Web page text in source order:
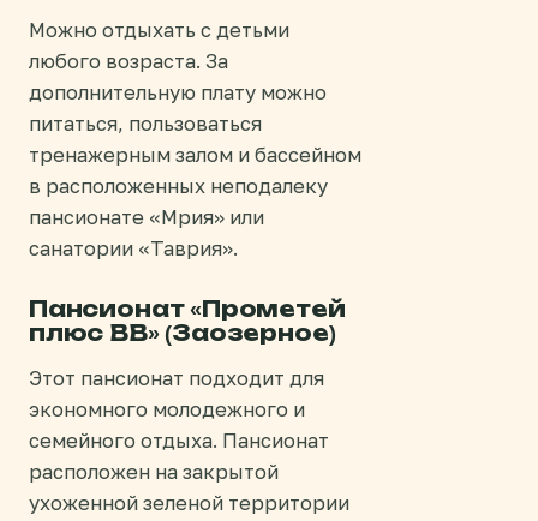
Можно отдыхать с детьми
любого возраста. За
дополнительную плату можно
питаться, пользоваться
тренажерным залом и бассейном
в расположенных неподалеку
пансионате «Мрия» или
санатории «Таврия».
Пансионат «Прометей
плюс ВВ» (Заозерное)
Этот пансионат подходит для
экономного молодежного и
семейного отдыха. Пансионат
расположен на закрытой
ухоженной зеленой территории